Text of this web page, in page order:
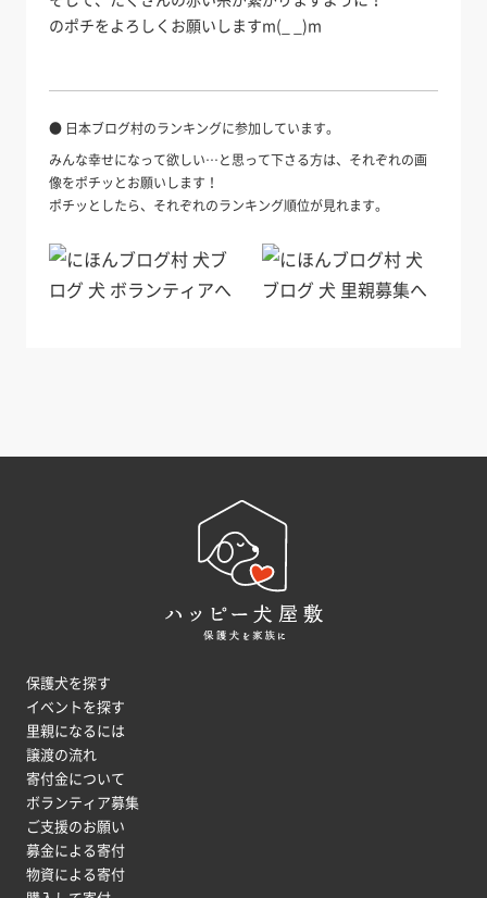
のポチをよろしくお願いしますm(_ _)m
● 日本ブログ村のランキングに参加しています。
みんな幸せになって欲しい…と思って下さる方は、それぞれの画
像をポチッとお願いします！
ポチッとしたら、それぞれのランキング順位が見れます。
保護犬を探す
イベントを探す
里親になるには
譲渡の流れ
寄付金について
ボランティア募集
ご支援のお願い
募金による寄付
物資による寄付